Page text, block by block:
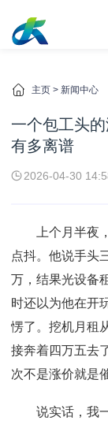
主页 > 新闻中心
一个包工头
有多离谱
2026-04-30
上个月半夜
点抖。他说手头
万，结果光设备
时还以为他在开
愣了。挖机月租
接奔着四万五去
次不是涨价就是
说实话，我